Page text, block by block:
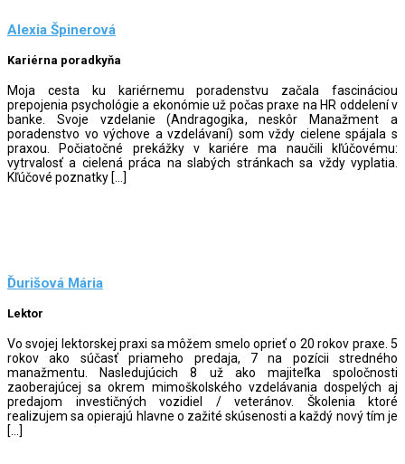
Alexia Špinerová
Kariérna poradkyňa
Moja cesta ku kariérnemu poradenstvu začala fascináciou
prepojenia psychológie a ekonómie už počas praxe na HR oddelení v
banke. Svoje vzdelanie (Andragogika, neskôr Manažment a
poradenstvo vo výchove a vzdelávaní) som vždy cielene spájala s
praxou. Počiatočné prekážky v kariére ma naučili kľúčovému:
vytrvalosť a cielená práca na slabých stránkach sa vždy vyplatia.
Kľúčové poznatky […]
Ďurišová Mária
Lektor
Vo svojej lektorskej praxi sa môžem smelo oprieť o 20 rokov praxe. 5
rokov ako súčasť priameho predaja, 7 na pozícii stredného
manažmentu. Nasledujúcich 8 už ako majiteľka spoločnosti
zaoberajúcej sa okrem mimoškolského vzdelávania dospelých aj
predajom investičných vozidiel / veteránov. Školenia ktoré
realizujem sa opierajú hlavne o zažité skúsenosti a každý nový tím je
[…]